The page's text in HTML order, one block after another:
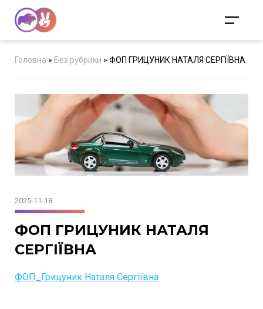
Головна » Без рубрики » ФОП ГРИЦУНИК НАТАЛЯ СЕРГІЇВНА
2025-11-18
ФОП ГРИЦУНИК НАТАЛЯ
СЕРГІЇВНА
ФОП_Грицуник Наталя Сергіївна